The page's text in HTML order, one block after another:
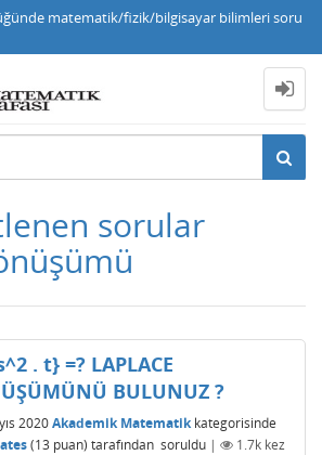
matematik/fizik/bilgisayar bilimleri soru
sorular
. t} =? LAPLACE
BULUNUZ ?
2020 Akademik Matematikkategorisinde
(13 puan) tarafından soruldu | 1.7kkez